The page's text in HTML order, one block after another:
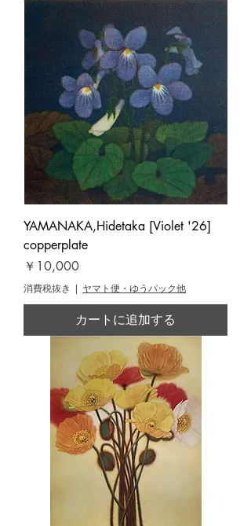
YAMANAKA,Hidetaka [Violet '26]
copperplate
価格
￥10,000
消費税抜き | ヤマト便・ゆうパック他
カートに追加する